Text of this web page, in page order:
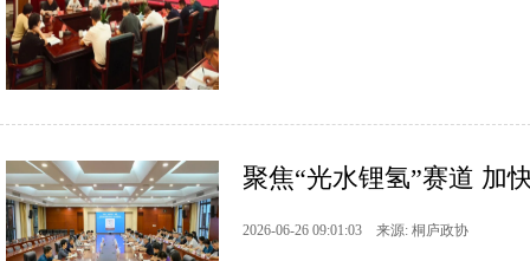
聚焦“光水锂氢”赛道 加
2026-06-26 09:01:03 来源: 桐庐政协